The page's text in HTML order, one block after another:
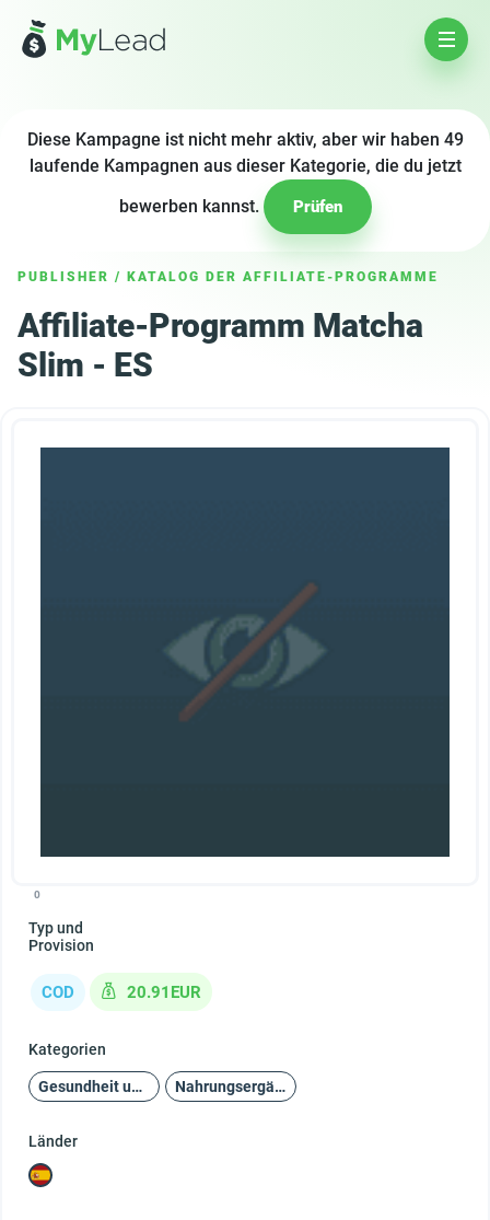
Diese Kampagne ist nicht mehr aktiv, aber wir haben 49
laufende Kampagnen aus dieser Kategorie, die du jetzt
bewerben kannst.
Prüfen
PUBLISHER / KATALOG DER AFFILIATE-PROGRAMME
Affiliate-Programm Matcha
Slim - ES
0
Typ und
Provision
COD 20.91EUR
Kategorien
Gesundheit und Schönheit Nahrungsergänzungsmittel
Länder